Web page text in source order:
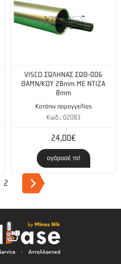
VISCO ΣΩΛΗΝΑΣ ΣΩΘ-006
ΘΑΜΝ/ΚΟΥ 28mm ΜΕ ΝΤΙΖΑ
8mm
Κατόπιν παραγγελίας
Κωδ.: 02083
24,00€
αγόρασέ το!
2